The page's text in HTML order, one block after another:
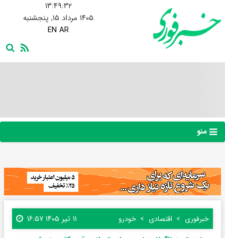
۱۳:۴۹:۳۳
۱۴۰۵ مرداد ۱۵, پنجشنبه
EN AR
منو
خبرفوری اقتصادی خودرو ۱۱ تیر ۱۴۰۵ ۱۶:۵۷